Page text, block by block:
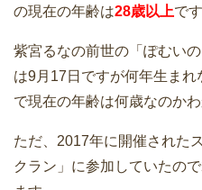
の現在の年齢は28歳以上です
紫宮るなの前世の「ぽむい
は9月17日ですが何年生ま
で現在の年齢は何歳なのか
ただ、2017年に開催された
クラン」に参加していたの